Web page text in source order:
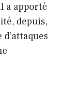
a apporté
depuis,